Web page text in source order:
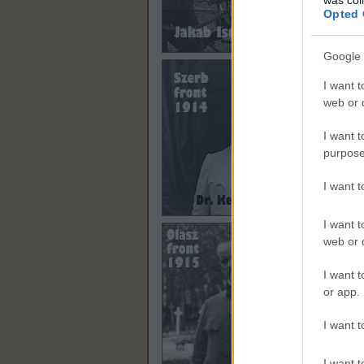
Opted
Google
I want
web or
I want
I want
I want
web or
I want
or app.
I want